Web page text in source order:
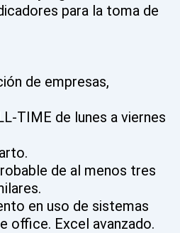
para la toma de
de empresas,
TIME de lunes a viernes
de al menos tres
en uso de sistemas
office. Excel avanzado.